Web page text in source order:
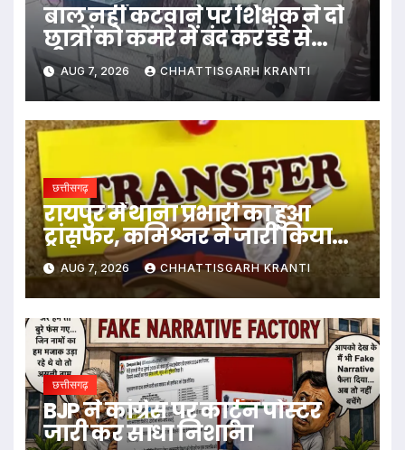
बाल नहीं कटवाने पर शिक्षक ने दो
छात्रों को कमरे में बंद कर डंडे से
पीटा…
AUG 7, 2026 CHHATTISGARH KRANTI
छत्तीसगढ़
रायपुर में थाना प्रभारी का हुआ
ट्रांसफर, कमिश्नर ने जारी किया
आदेश
AUG 7, 2026 CHHATTISGARH KRANTI
छत्तीसगढ़
BJP ने कांग्रेस पर कार्टून पोस्टर
जारी कर साधा निशाना